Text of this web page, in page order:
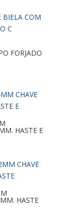
FORJADO
HASTE E
HASTE